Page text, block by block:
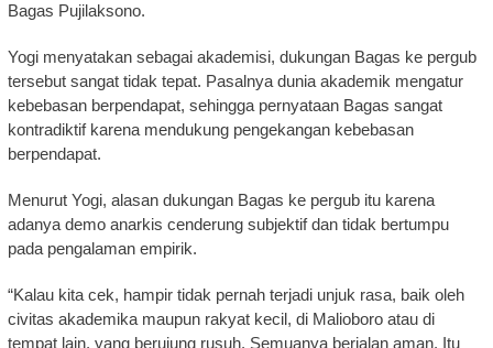
Bagas Pujilaksono.
Yogi menyatakan sebagai akademisi, dukungan Bagas ke pergub
tersebut sangat tidak tepat. Pasalnya dunia akademik mengatur
kebebasan berpendapat, sehingga pernyataan Bagas sangat
kontradiktif karena mendukung pengekangan kebebasan
berpendapat.
Menurut Yogi, alasan dukungan Bagas ke pergub itu karena
adanya demo anarkis cenderung subjektif dan tidak bertumpu
pada pengalaman empirik.
“Kalau kita cek, hampir tidak pernah terjadi unjuk rasa, baik oleh
civitas akademika maupun rakyat kecil, di Malioboro atau di
tempat lain, yang berujung rusuh. Semuanya berjalan aman. Itu